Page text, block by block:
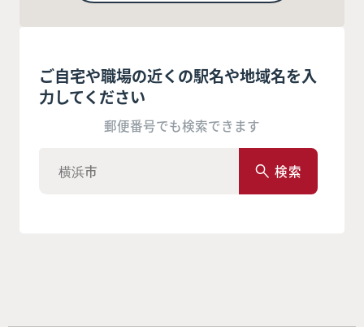
ご自宅や職場の近くの駅名や地域名を入
力してください
郵便番号でも検索できます
検索